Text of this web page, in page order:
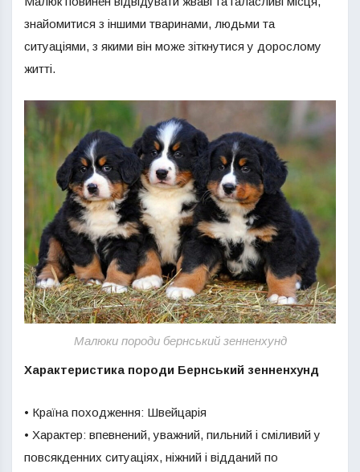
знайомитися з іншими тваринами, людьми та
ситуаціями, з якими він може зіткнутися у дорослому
житті.
Малюки породи бернський зенненхунд
Характеристика породи Бернський зенненхунд
• Країна походження: Швейцарія
• Характер: впевнений, уважний, пильний і сміливий у
повсякденних ситуаціях, ніжний і відданий по